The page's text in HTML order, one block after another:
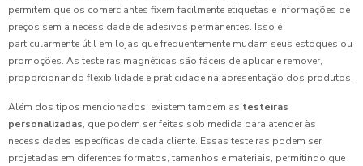
permitem que os comerciantes fixem facilmente etiquetas e informações de
preços sem a necessidade de adesivos permanentes. Isso é
particularmente útil em lojas que frequentemente mudam seus estoques ou
promoções. As testeiras magnéticas são fáceis de aplicar e remover,
proporcionando flexibilidade e praticidade na apresentação dos produtos.
Além dos tipos mencionados, existem também as testeiras
personalizadas, que podem ser feitas sob medida para atender às
necessidades específicas de cada cliente. Essas testeiras podem ser
projetadas em diferentes formatos, tamanhos e materiais, permitindo que